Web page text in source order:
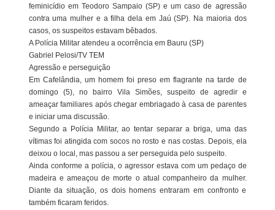
feminicídio em Teodoro Sampaio (SP) e um caso de agressão
contra uma mulher e a filha dela em Jaú (SP). Na maioria dos
casos, os suspeitos estavam bêbados.
A Polícia Militar atendeu a ocorrência em Bauru (SP)
Gabriel Pelosi/TV TEM
Agressão e perseguição
Em Cafelândia, um homem foi preso em flagrante na tarde de
domingo (5), no bairro Vila Simões, suspeito de agredir e
ameaçar familiares após chegar embriagado à casa de parentes
e iniciar uma discussão.
Segundo a Polícia Militar, ao tentar separar a briga, uma das
vítimas foi atingida com socos no rosto e nas costas. Depois, ela
deixou o local, mas passou a ser perseguida pelo suspeito.
Ainda conforme a polícia, o agressor estava com um pedaço de
madeira e ameaçou de morte o atual companheiro da mulher.
Diante da situação, os dois homens entraram em confronto e
também ficaram feridos.